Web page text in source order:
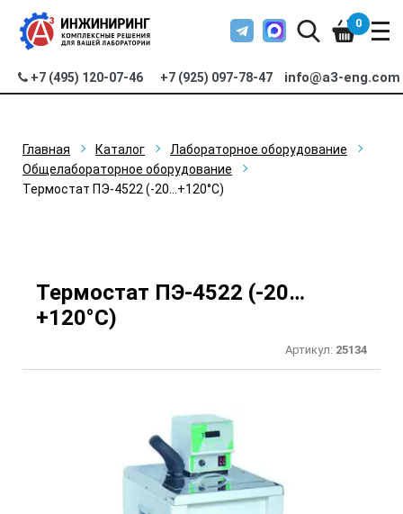
+7 (495) 120-07-46 +7 (925) 097-78-47 info@a3-eng.com
0
Главная Каталог
Лабораторное оборудование
Общелабораторное оборудование
Термостат ПЭ-4522 (-20…+120°С)
Термостат ПЭ-4522 (-20…
+120°С)
Артикул: 25134